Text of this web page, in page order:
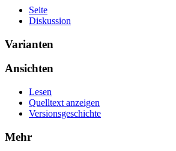
Seite
Diskussion
Varianten
Ansichten
Lesen
Quelltext anzeigen
Versionsgeschichte
Mehr